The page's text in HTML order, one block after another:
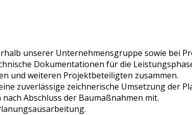
unserer Unternehmensgruppe sowie bei
Dokumentationen für die
und weiteren Projektbeteiligten zusammen.
zuverlässige zeichnerische Umsetzung der
Abschluss der Baumaßnahmen mit.